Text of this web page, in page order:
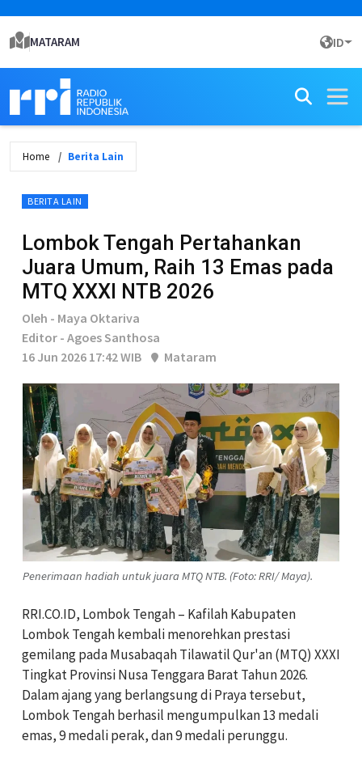
MATARAM ID
Home Berita Lain
BERITA LAIN
Lombok Tengah Pertahankan
Juara Umum, Raih 13 Emas pada
MTQ XXXI NTB 2026
Oleh - Maya Oktariva
Editor - Agoes Santhosa
16 Jun 2026 17:42 WIB
Mataram
Penerimaan hadiah untuk juara MTQ NTB. (Foto: RRI/ Maya).
RRI.CO.ID, Lombok Tengah – Kafilah Kabupaten
Lombok Tengah kembali menorehkan prestasi
gemilang pada Musabaqah Tilawatil Qur'an (MTQ) XXXI
Tingkat Provinsi Nusa Tenggara Barat Tahun 2026.
Dalam ajang yang berlangsung di Praya tersebut,
Lombok Tengah berhasil mengumpulkan 13 medali
emas, 9 medali perak, dan 9 medali perunggu.